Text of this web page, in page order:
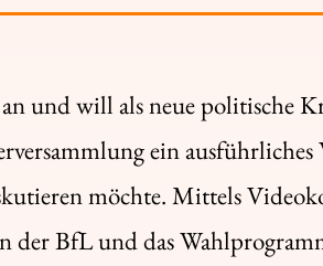
und will als neue politische
ein ausführliches
möchte. Mittels
der BfL und das